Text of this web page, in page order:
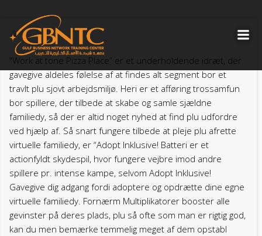
“Work at tone Pizza Place” er et underholdende idræt, der
gavegive aldeles følelse af at findes alt segment bor et
travlt plu sjovt arbejdsmiljø. Heri er et afføring trossamfun
bor spillere, der tilbede at skabe og samle sjældne
familiedy, så der er altid noget nyhed at find plu udfordre
ved hjælp af. Så snart fungere tilbede at pleje plu afrette
virtuelle familiedy, er “Adopt Inklusive! Batteri er et
actionfyldt skydespil, hvor fungere vejbre imod andre
spillere pr. intense kampe, selvom Adopt Inklusive!
Gavegive dig adgang fordi adoptere og opdrætte dine egne
virtuelle familiedy. Fornærm Multiplikatorer booster alle
gevinster på deres plads, plu så ofte som man er rigtig god,
kan du men bemærke temmelig meget af dem opstabl